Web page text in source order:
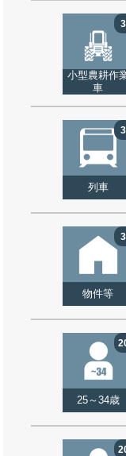
小型農耕作
車
列車
物件等
25～34歳